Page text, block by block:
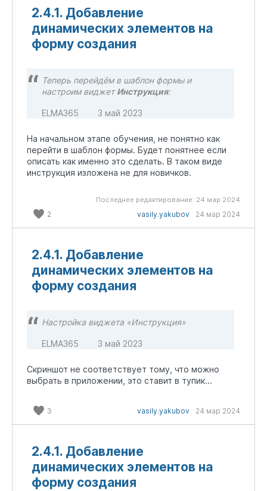
2.4.1. Добавление
динамических элементов на
форму создания
Теперь перейдём в шаблон формы и
настроим виджетИнструкция:
ELMA365 3 май 2023
На начальном этапе обучения, не понятно как
перейти в шаблон формы. Будет понятнее если
описать как именно это сделать. В таком виде
инструкция изложена не для новичков.
Последнее редактирование: 24 мар 2024
2 vasily.yakubov 24 мар 2024
2.4.1. Добавление
динамических элементов на
форму создания
Настройка виджета «Инструкция»
ELMA365 3 май 2023
Скриншот не соответствует тому, что можно
выбрать в приложении, это ставит в тупик...
3 vasily.yakubov 24 мар 2024
2.4.1. Добавление
динамических элементов на
форму создания